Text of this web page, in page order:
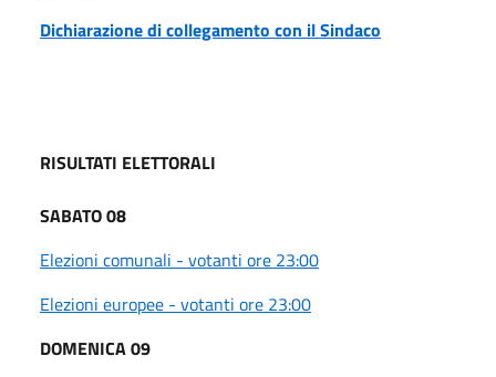
Dichiarazione di collegamento con il Sindaco
RISULTATI ELETTORALI
SABATO 08
Elezioni comunali - votanti ore 23:00
Elezioni europee - votanti ore 23:00
DOMENICA 09